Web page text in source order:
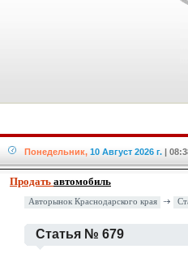
Понедельник, 10 Август 2026 г. |
Продать автомобиль
Авторынок Краснодарского края
Статья № 679